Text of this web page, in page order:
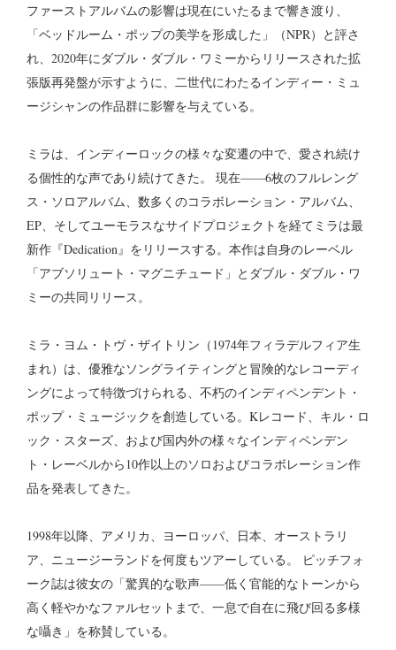
ファーストアルバムの影響は現在にいたるまで響き渡り、
「ベッドルーム・ポップの美学を形成した」（NPR）と評さ
れ、2020年にダブル・ダブル・ワミーからリリースされた拡
張版再発盤が示すように、二世代にわたるインディー・ミュ
ージシャンの作品群に影響を与えている。
ミラは、インディーロックの様々な変遷の中で、愛され続け
る個性的な声であり続けてきた。 現在——6枚のフルレング
ス・ソロアルバム、数多くのコラボレーション・アルバム、
EP、そしてユーモラスなサイドプロジェクトを経てミラは最
新作『Dedication』をリリースする。本作は自身のレーベル
「アブソリュート・マグニチュード」とダブル・ダブル・ワ
ミーの共同リリース。
ミラ・ヨム・トヴ・ザイトリン（1974年フィラデルフィア生
まれ）は、優雅なソングライティングと冒険的なレコーディ
ングによって特徴づけられる、不朽のインディペンデント・
ポップ・ミュージックを創造している。Kレコード、キル・ロ
ック・スターズ、および国内外の様々なインディペンデン
ト・レーベルから10作以上のソロおよびコラボレーション作
品を発表してきた。
1998年以降、アメリカ、ヨーロッパ、日本、オーストラリ
ア、ニュージーランドを何度もツアーしている。 ピッチフォ
ーク誌は彼女の「驚異的な歌声——低く官能的なトーンから
高く軽やかなファルセットまで、一息で自在に飛び回る多様
な囁き」を称賛している。